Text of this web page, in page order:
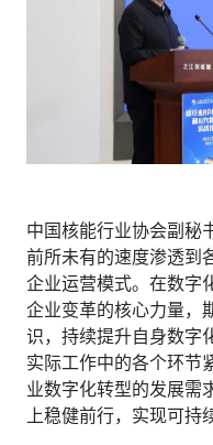
中国核能行业协会副秘
前所未有的速度渗透到
企业运营模式。在数字
企业变革的核心力量，
识，持续提升自身数字
实际工作中的各个环节
业数字化转型的发展需
上稳健前行，实现可持